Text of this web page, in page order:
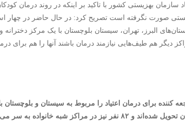
سازمان بهزیستی کشور با تاکید بر اینکه در روند درمان
صورت نگرفته است تصریح کرد: در حال حاضر در چهار
البرز، تهران، سیستان بلوچستان با یک مرکز
دیگر هم طیف‌هایی نیازمند درمان باشند آنها را هم برای